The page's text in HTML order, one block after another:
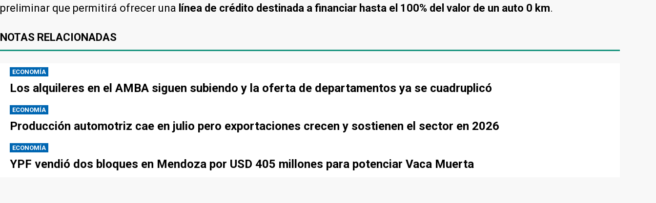
preliminar que permitirá ofrecer una línea de crédito destinada a financiar hasta el 100% del valor de un auto 0 km.
NOTAS RELACIONADAS
ECONOMÍA
Los alquileres en el AMBA siguen subiendo y la oferta de departamentos ya se cuadruplicó
ECONOMÍA
Producción automotriz cae en julio pero exportaciones crecen y sostienen el sector en 2026
ECONOMÍA
YPF vendió dos bloques en Mendoza por USD 405 millones para potenciar Vaca Muerta